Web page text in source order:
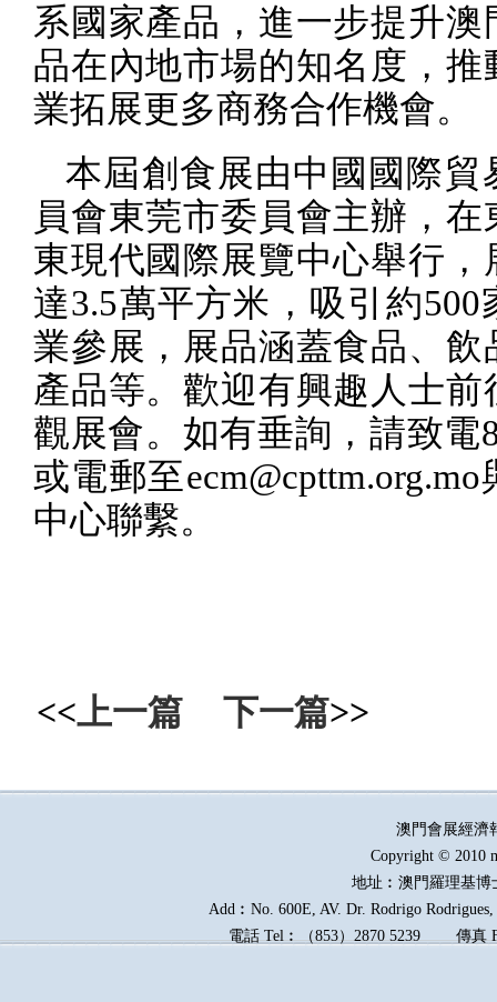
系國家產品，進一步提升澳
品在內地市場的知名度，推
業拓展更多商務合作機會。
本屆創食展由中國國際貿
員會東莞市委員會主辦，在
東現代國際展覽中心舉行，
達3.5萬平方米，吸引約500
業參展，展品涵蓋食品、飲
產品等。歡迎有興趣人士前
觀展會。如有垂詢，請致電
或電郵至ecm@cpttm.org.mo
中心聯繫。
<<上一篇 下一篇>>
澳門會展經
Copyright © 2010
地址︰澳門羅理基博
Add︰No. 600E, AV. Dr. Rodrigo
電話 Tel︰（853）2870 5239傳真